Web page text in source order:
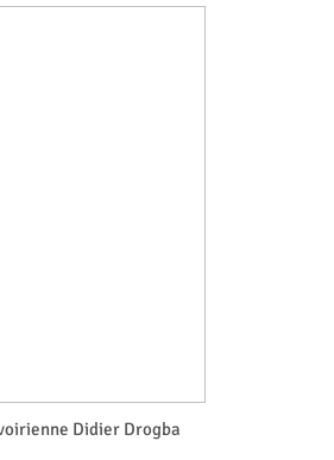
Didier Drogba